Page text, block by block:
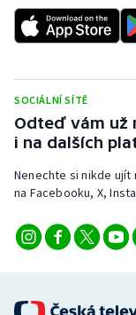
SOCIÁLNÍ SÍTĚ
Odteď vám už
i na dalších
Nenechte si nikde
na Facebooku, X,